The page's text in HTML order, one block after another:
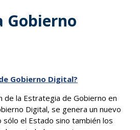
Gobierno
Gobierno Digital?
de la Estrategia de Gobierno en
Digital, se genera un nuevo
el Estado sino también los